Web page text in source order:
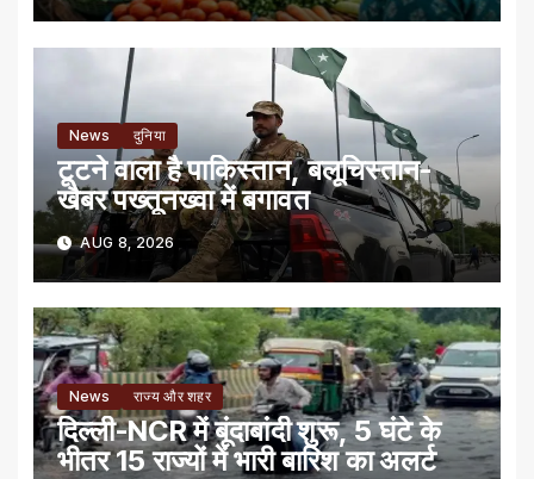
News दुनिया
टूटने वाला है पाकिस्तान, बलूचिस्तान-
खैबर पख्तूनख्वा में बगावत
AUG 8, 2026
News राज्य और शहर
दिल्ली-NCR में बूंदाबांदी शुरू, 5 घंटे के
भीतर 15 राज्यों में भारी बारिश का अलर्ट